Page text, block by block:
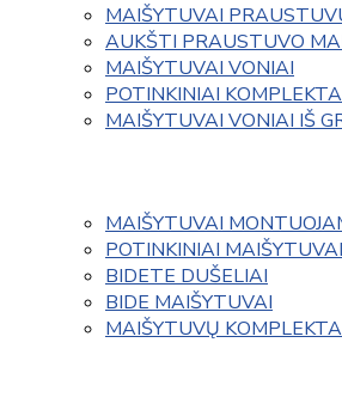
MAIŠYTUVAI
AUKŠTI PRAUSTUVO
MAIŠYTUVAI VONIAI
POTINKINIAI
MAIŠYTUVAI VONIAI IŠ
MAIŠYTUVAI
POTINKINIAI
BIDETE DUŠELIAI
BIDE MAIŠYTUVAI
MAIŠYTUVŲ